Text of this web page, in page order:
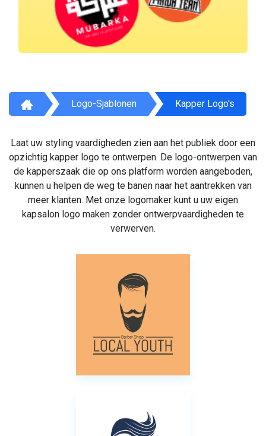
Logo-Sjablonen Kapper Logo's
Laat uw styling vaardigheden zien aan het publiek door een
opzichtig kapper logo te ontwerpen. De logo-ontwerpen van
de kapperszaak die op ons platform worden aangeboden,
kunnen u helpen de weg te banen naar het aantrekken van
meer klanten. Met onze logomaker kunt u uw eigen
kapsalon logo maken zonder ontwerpvaardigheden te
verwerven.